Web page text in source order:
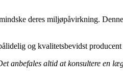
deres miljøpåvirkning.
og kvalitetsbevidst
altid at konsultere en